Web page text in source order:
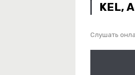
KEL,
Слушать